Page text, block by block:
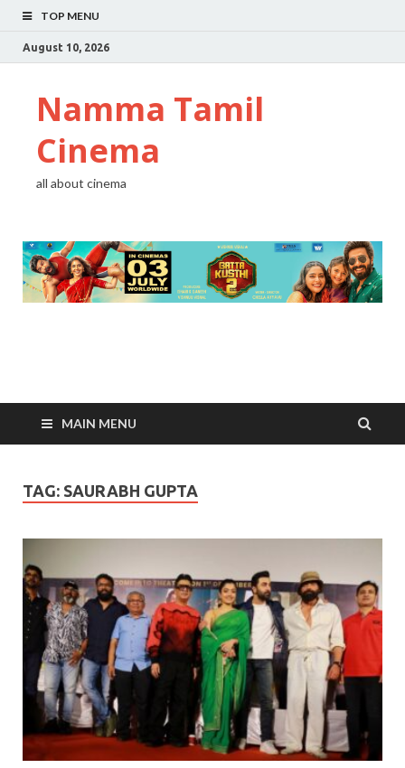
TOP MENU
August 10, 2026
Namma Tamil
Cinema
all about cinema
MAIN MENU
TAG: SAURABH GUPTA